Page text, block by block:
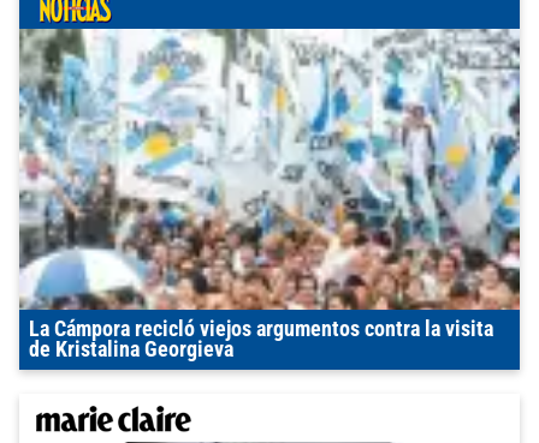
La Cámpora recicló viejos argumentos contra la visita
de Kristalina Georgieva